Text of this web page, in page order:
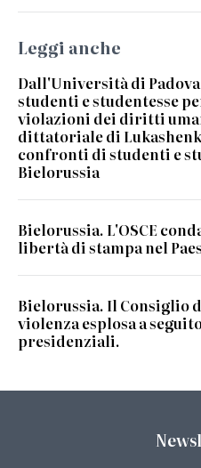
Leggi anche
Dall'Università di
studenti e studentesse
violazioni dei diritti
dittatoriale di
confronti di studenti e
Bielorussia
Bielorussia. L'OSCE
libertà di stampa nel
Bielorussia. Il Consiglio
violenza esplosa a
presidenziali.